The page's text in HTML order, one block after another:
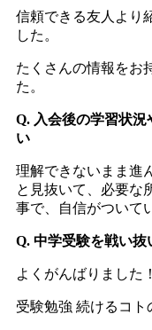
信頼できる友人より
した。
たくさんの情報をお
た。
Q. 入会後の学習状
い
理解できないまま進
と見抜いて、必要な
事で、自信がついて
Q. 中学受験を戦い
よくがんばりました！
受験勉強 続けるコト